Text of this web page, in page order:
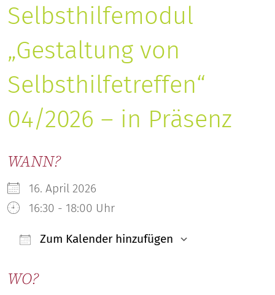
Selbsthilfemodul
„Gestaltung von
Selbsthilfetreffen“
04/2026 – in Präsenz
WANN?
16. April 2026
16:30 - 18:00 Uhr
Zum Kalender hinzufügen
WO?